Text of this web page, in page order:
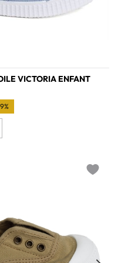
VICTORIA ENFANT